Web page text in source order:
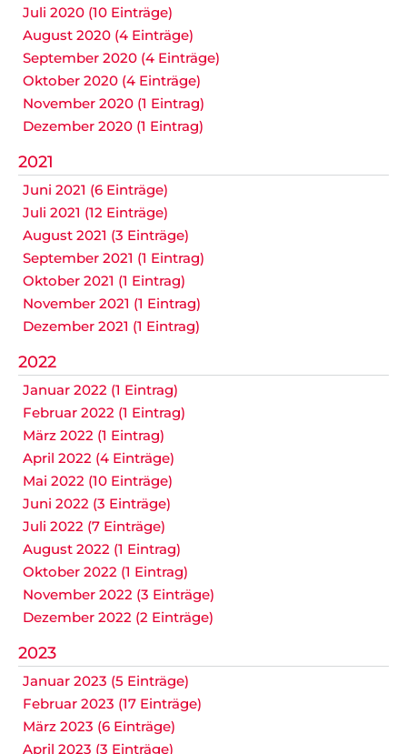
Juli 2020 (10 Einträge)
August 2020 (4 Einträge)
September 2020 (4 Einträge)
Oktober 2020 (4 Einträge)
November 2020 (1 Eintrag)
Dezember 2020 (1 Eintrag)
2021
Juni 2021 (6 Einträge)
Juli 2021 (12 Einträge)
August 2021 (3 Einträge)
September 2021 (1 Eintrag)
Oktober 2021 (1 Eintrag)
November 2021 (1 Eintrag)
Dezember 2021 (1 Eintrag)
2022
Januar 2022 (1 Eintrag)
Februar 2022 (1 Eintrag)
März 2022 (1 Eintrag)
April 2022 (4 Einträge)
Mai 2022 (10 Einträge)
Juni 2022 (3 Einträge)
Juli 2022 (7 Einträge)
August 2022 (1 Eintrag)
Oktober 2022 (1 Eintrag)
November 2022 (3 Einträge)
Dezember 2022 (2 Einträge)
2023
Januar 2023 (5 Einträge)
Februar 2023 (17 Einträge)
März 2023 (6 Einträge)
April 2023 (3 Einträge)